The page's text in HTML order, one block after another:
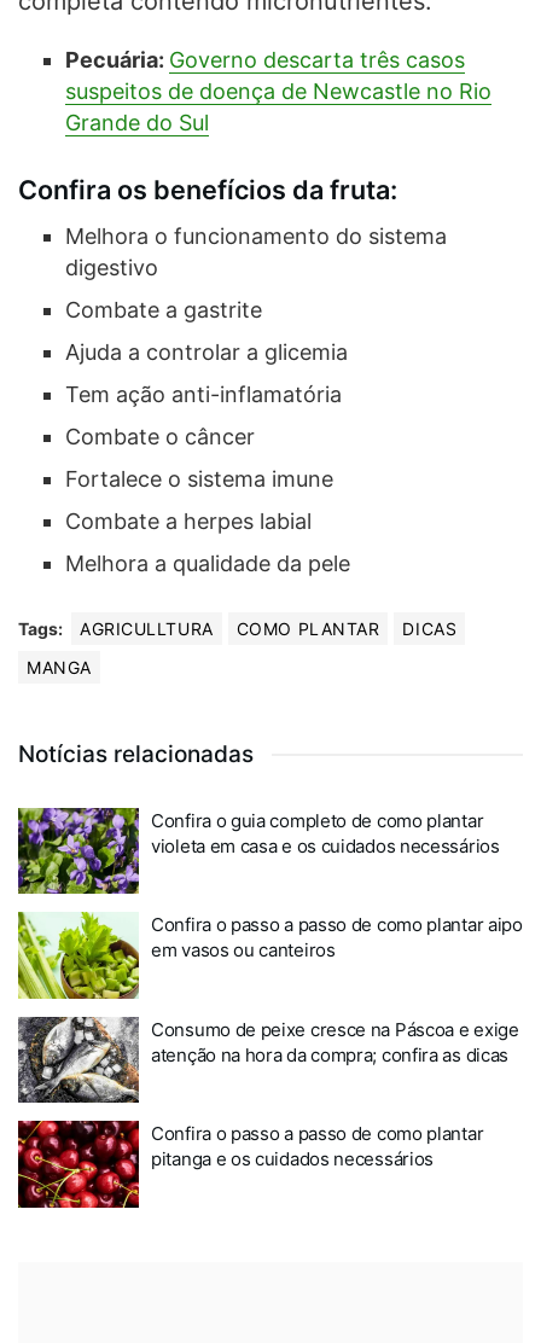
Pecuária: Governo descarta três casos
suspeitos de doença de Newcastle no Rio
Grande do Sul
Confira os benefícios da fruta:
Melhora o funcionamento do sistema
digestivo
Combate a gastrite
Ajuda a controlar a glicemia
Tem ação anti-inflamatória
Combate o câncer
Fortalece o sistema imune
Combate a herpes labial
Melhora a qualidade da pele
Tags: AGRICULLTURA COMO PLANTAR
DICAS
MANGA
Notícias relacionadas
Confira o guia completo de como plantar
violeta em casa e os cuidados necessários
Confira o passo a passo de como plantar aipo
em vasos ou canteiros
Consumo de peixe cresce na Páscoa e exige
atenção na hora da compra; confira as dicas
Confira o passo a passo de como plantar
pitanga e os cuidados necessários